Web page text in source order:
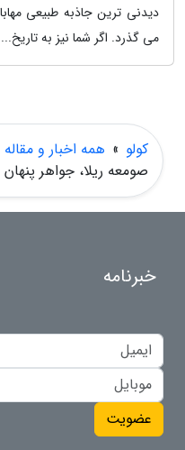
دیدنی ترین جاذبه طبیعی
می گذرد. اگر شما نیز به تاریخ...
کولو » همه اخبار و
صومعه ریلا، جواهر پنهان
خبرنامه
عضویت